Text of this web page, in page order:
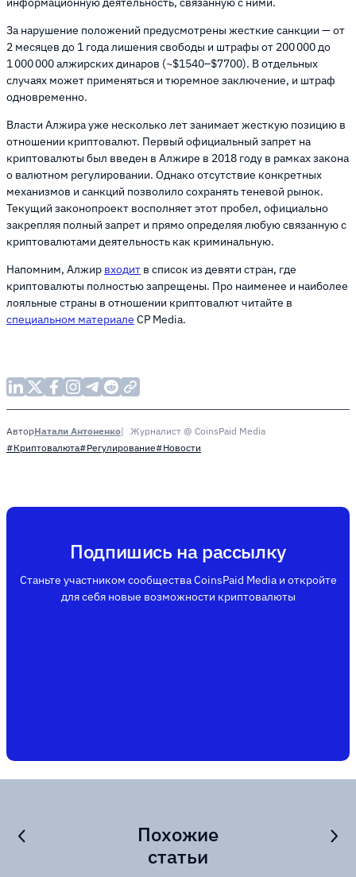
За нарушение положений предусмотрены жесткие санкции — от
2 месяцев до 1 года лишения свободы и штрафы от 200 000 до
1 000 000 алжирских динаров (~$1540–$7700). В отдельных
случаях может применяться и тюремное заключение, и штраф
одновременно.
Власти Алжира уже несколько лет занимает жесткую позицию в
отношении криптовалют. Первый официальный запрет на
криптовалюты был введен в Алжире в 2018 году в рамках закона
о валютном регулировании. Однако отсутствие конкретных
механизмов и санкций позволило сохранять теневой рынок.
Текущий законопроект восполняет этот пробел, официально
закрепляя полный запрет и прямо определяя любую связанную с
криптовалютами деятельность как криминальную.
Напомним, Алжир входит в список из девяти стран, где
криптовалюты полностью запрещены. Про наименее и наиболее
лояльные страны в отношении криптовалют читайте в
специальном материале CP Media.
АвторНатали Антоненко
Журналист @ CoinsPaid Media
#Криптовалюта#Регулирование#Новости
Подпишись на рассылку
Станьте участником сообщества CoinsPaid Media и откройте
для себя новые возможности криптовалюты
Похожие
статьи